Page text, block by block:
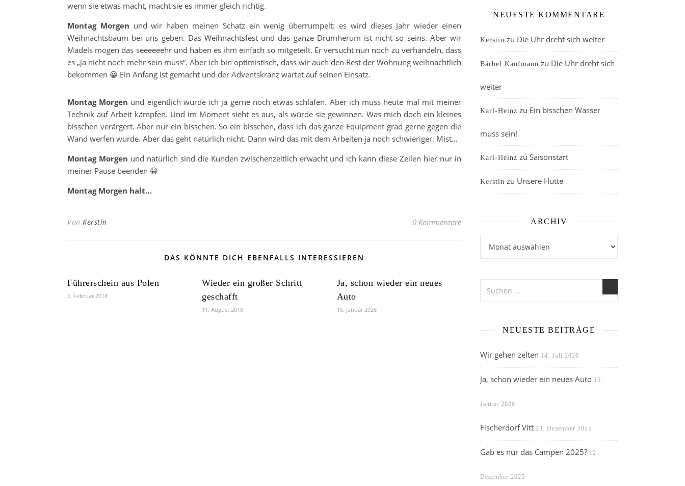
wenn sie etwas macht, macht sie es immer gleich richtig.
Montag Morgen und wir haben meinen Schatz ein wenig überrumpelt: es wird dieses Jahr wieder einen
Weihnachtsbaum bei uns geben. Das Weihnachtsfest und das ganze Drumherum ist nicht so seins. Aber wir
Mädels mögen das seeeeeehr und haben es ihm einfach so mitgeteilt. Er versucht nun noch zu verhandeln, dass
es „ja nicht noch mehr sein muss“. Aber ich bin optimistisch, dass wir auch den Rest der Wohnung weihnachtlich
bekommen 😀 Ein Anfang ist gemacht und der Adventskranz wartet auf seinen Einsatz.
Montag Morgen und eigentlich würde ich ja gerne noch etwas schlafen. Aber ich muss heute mal mit meiner
Technik auf Arbeit kämpfen. Und im Moment sieht es aus, als würde sie gewinnen. Was mich doch ein kleines
bisschen verärgert. Aber nur ein bisschen. So ein bisschen, dass ich das ganze Equipment grad gerne gegen die
Wand werfen würde. Aber das geht natürlich nicht. Dann wird das mit dem Arbeiten ja noch schwieriger. Mist…
Montag Morgen und natürlich sind die Kunden zwischenzeitlich erwacht und ich kann diese Zeilen hier nur in
meiner Pause beenden 😀
Montag Morgen halt…
Von Kerstin 0 Kommentare
DAS KÖNNTE DICH EBENFALLS INTERESSIEREN
Führerschein aus Polen
5. Februar 2018
Wieder ein großer Schritt
geschafft
11. August 2018
Ja, schon wieder ein neues
Auto
15. Januar 2026
NEUESTE KOMMENTARE
Kerstin zu Die Uhr dreht sich weiter
Bärbel Kaufmann zu Die Uhr dreht sich
weiter
Karl-Heinz zu Ein bisschen Wasser
muss sein!
Karl-Heinz zu Saisonstart
Kerstin zu Unsere Hütte
ARCHIV
NEUESTE BEITRÄGE
Wir gehen zelten 14. Juli 2026
Ja, schon wieder ein neues Auto 15.
Januar 2026
Fischerdorf Vitt 23. Dezember 2025
Gab es nur das Campen 2025? 12.
Dezember 2025